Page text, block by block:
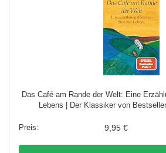
Das Café am Rande der Welt: Eine
Lebens | Der Klassiker von
9,95 €